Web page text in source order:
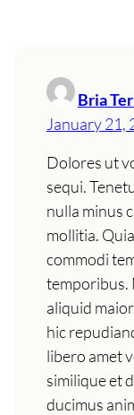
Bria
January 21,
Dolores ut
sequi.
nulla minus
mollitia.
commodi
temporibus.
aliquid
hic
libero amet
similique et
ducimus